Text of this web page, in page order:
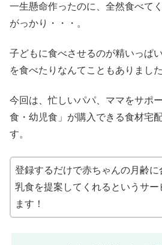
一生懸命作ったのに、全然食べて
がっかり・・・。
子どもに食べさせるのが精いっぱ
を食べたりなんてこともありました
今回は、忙しいパパ、ママをサポ
食・幼児食」が購入できる食材宅
す。
登録するだけで赤ちゃんの月齢に
乳食を提案してくれるというサー
ます！